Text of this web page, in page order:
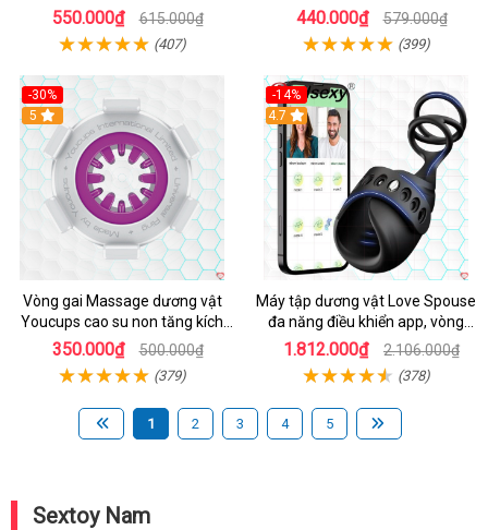
550.000₫ 615.000₫
(407)
440.000₫ 579.000₫
(399)
-30%
5
Vòng gai Massage dương vật
Youcups cao su non tăng kích
thước
350.000₫ 500.000₫
(379)
-14%
4.7
Máy tập dương vật Love Spouse
đa năng điều khiển app, vòng
đeo siêu tiện
1.812.000₫ 2.106.000₫
(378)
1 2 3 4 5
Sextoy Nam